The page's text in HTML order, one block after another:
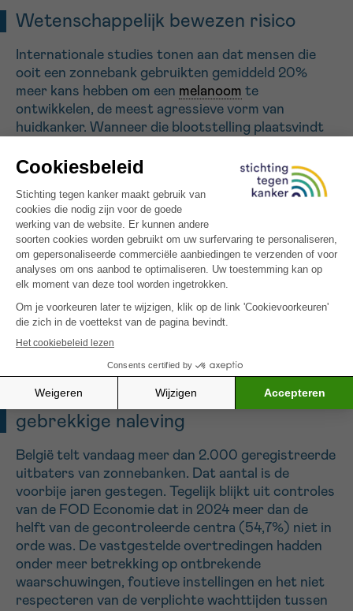
Wetenschappelijk bewezen risico
Internationale studies tonen aan dat mensen die
ooit een zonnebank gebruikten gemiddeld 20%
meer kans hebben om een melanoom te
ontwikkelen, de meest agressieve vorm van
huidkanker. Wanneer die blootstelling plaatsvindt
bijna.
Naar schatting kunnen jaarlijks ongeveer 143
gevallen vanmelanoomin België worden
toegeschreven aan het gebruik van zonnebanken.
Bovendien classificeert het Internationaal
Agentschap voor Kankeronderzoek (IARC) van de
Wereldgezondheidsorganisatie (WHO)
zonnebanken als kankerverwekkend van categorie
1, net zoals tabak en asbest. Zelfs toestellen die
voldoen aan de technische normen kunnen zes tot
vijftien keer krachtiger zijn dan de middagzon aan
de Middellandse Zee.
Onvoldoende regelgeving en
gebrekkige naleving
België telt vandaag meer dan 2.000 geregistreerde
uitbaters van zonnebanken. Dat aantal is de
voorbije jaren gestegen. Tegelijk blijkt uit controles
van de FOD Economie dat in 2024 meer dan de
helft van de gecontroleerde centra (54,7%) niet in
orde was. De vastgestelde overtredingen hadden
onder meer betrekking op ontbrekende
waarschuwingen, foutieve instellingen en het niet
respecteren van de verplichte wachttijden tussen